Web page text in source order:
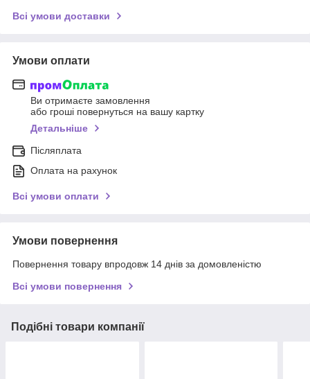
Всі умови доставки
Умови оплати
Ви отримаєте замовлення
або гроші повернуться на вашу картку
Детальніше
Післяплата
Оплата на рахунок
Всі умови оплати
Умови повернення
Повернення товару впродовж 14 днів за домовленістю
Всі умови повернення
Подібні товари компанії